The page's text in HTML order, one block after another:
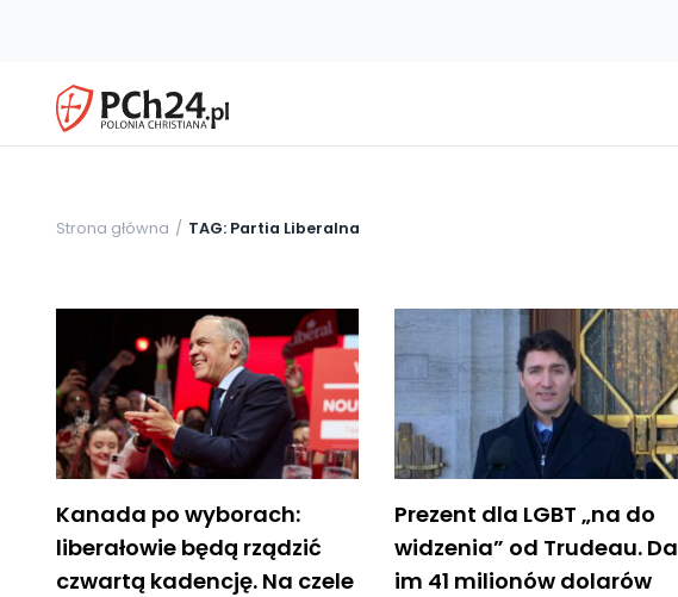
Strona główna TAG: Partia Liberalna
Kanada po wyborach:
liberałowie będą rządzić
czwartą kadencję. Na czele
Prezent dla LGBT „na do
widzenia” od Trudeau. Da
im 41 milionów dolarów